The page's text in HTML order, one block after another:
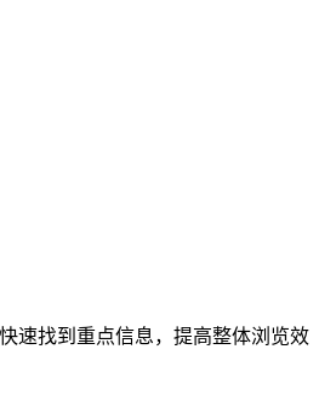
速找到重点信息，提高整体浏览效